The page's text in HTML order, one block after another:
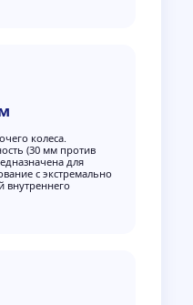
колеса.
(30 мм против
для
с экстремально
внутреннего